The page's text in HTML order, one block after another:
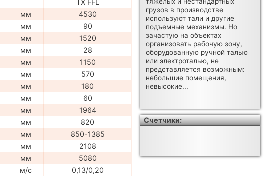
TX FFL
мм
4530
мм
90
мм
1520
мм
28
мм
1150
мм
570
мм
180
мм
60
мм
1964
мм
820
мм
850-1385
мм
2108
мм
5080
м/с
0,13/0,20
тяжелых и нестандартных
грузов в производстве
используют тали и другие
подъемные механизмы. Но
зачастую на объектах
организовать рабочую зону,
оборудованную ручной талью
или электроталью, не
представляется возможным:
небольшие помещения,
невысокие...
Счетчики: